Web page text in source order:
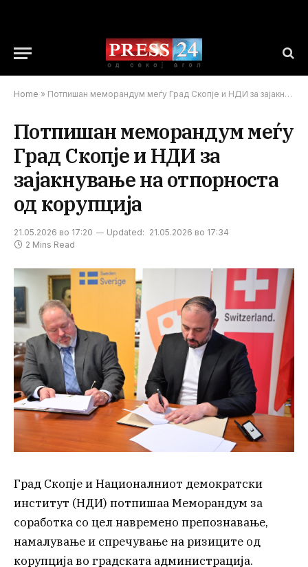
Home » Потпишан меморандум меѓу Град Скопје и НДИ за зајакнување на отпорноста од корупција
Потпишан меморандум меѓу
Град Скопје и НДИ за
зајакнување на отпорноста
од корупција
21.05.2026 во 17:20 Updated: 21.05.2026 во 17:34
2 Mins Read
Град Скопје и Националниот демократски
институт (НДИ) потпишаа Меморандум за
соработка со цел навремено препознавање,
намалување и спречување на ризиците од
корупција во градската администрација.